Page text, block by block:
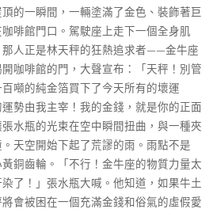
的一瞬間，一輛塗滿了金色、裝飾著巨
啡館門口。駕駛座上走下一個全身肌
那人正是林天秤的狂熱追求者——金牛座
咖啡館的門，大聲宣布：「天秤！別管
噸的純金箔買下了今天所有的壞運
勢由我主宰！我的金錢，就是你的正面
水瓶的光束在空中瞬間扭曲，與一種夾
天空開始下起了荒謬的雨。雨點不是
銅齒輪。「不行！金牛座的物質力量太
了！」張水瓶大喊。他知道，如果牛土
會被困在一個充滿金錢和俗氣的虛假愛